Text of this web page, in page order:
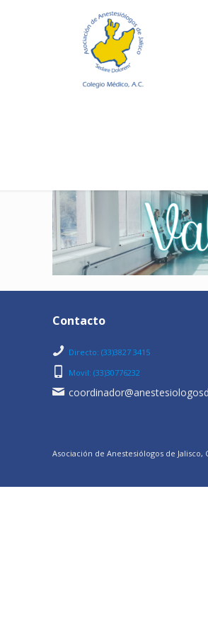
Contacto
Directo: (33)3827 3415
Movil: (33)30776232
Asociación de Anestesiólogos de Jalisco,